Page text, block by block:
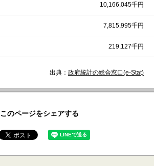
10,166,045千円
7,815,995千円
219,127千円
出典： 政府統計の総合窓口(e-Stat)
このページをシェアする